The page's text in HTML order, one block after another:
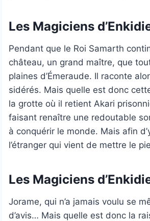
Les Magiciens
Pendant que le Roi Samarth
château, un grand maître, que
plaines d’Émeraude. Il raconte
sidérés. Mais quelle est donc
la grotte où il retient Akari
faisant renaître une redoutable
à conquérir le monde. Mais afin
l’étranger qui vient de mettre le
Les Magiciens
Jorame, qui n’a jamais voulu se
d’avis… Mais quelle est donc la